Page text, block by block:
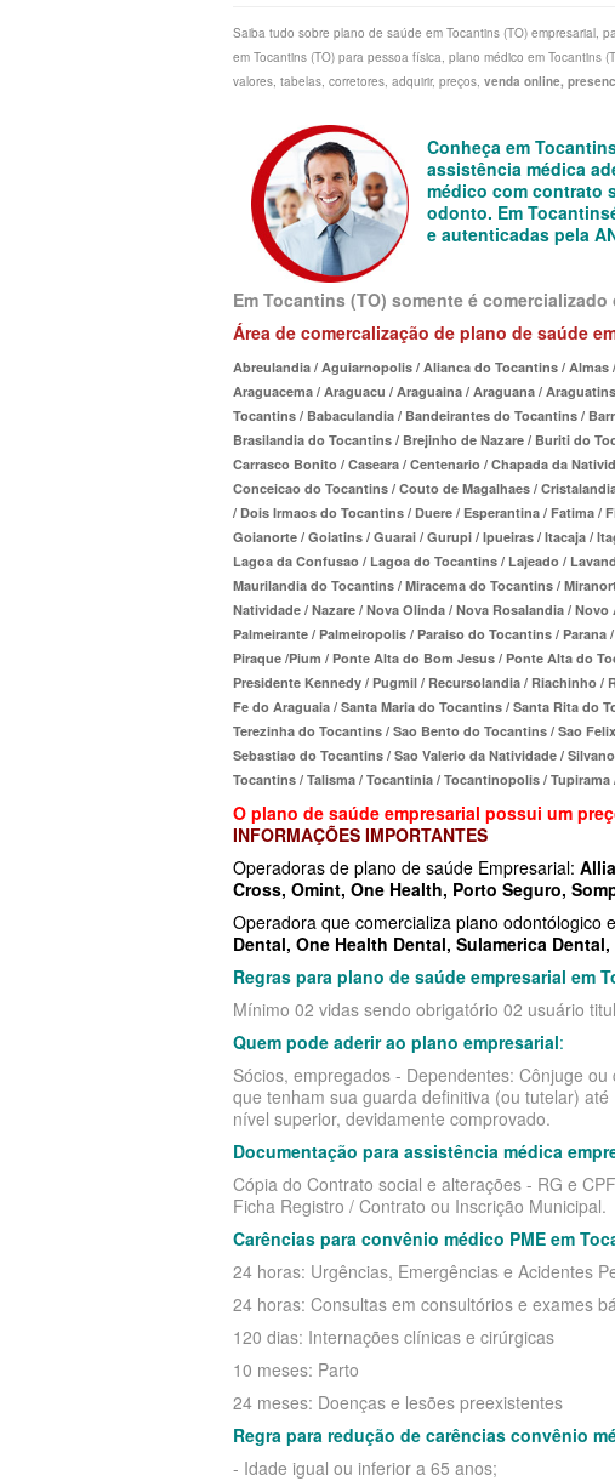
CUIDAR ME PLANO DE SAÚDE
CRUZ AZUL PLANO DE SAÚDE
GARANTIA GS PLANO DE SAÚDE
EMPRESARIAL
GOLDEN CROSS PLANO EMPRESARIAL
GNDI PLANO DE SAÚDE EMPRESARIAL
INTERCLINICAS PLANO DE SAÚDE
EMPRESARIAL
KIPP PLANO DE SAÚDE EMPRESARIAL
MEDIAL PLANO DE SAÚDE EMPRESARIAL
MEDICAL HEALTH PLANO DE SAÚDE
MED TOUR PLANO DE SAÚDE EMPRESARIAL
NEXT SEISA PLANO DE SAÚDE
NOTREDAME PLANO DE SAÚDE
EMPRESARIAL
OMINT PLANO DE SAÚDE EMPRESARIAL
ONE HEALTH PLANO DE SAÚDE
EMPRESARIAL
PLENA PLANO DE SAÚDE EMPRESARIAL
PORTO SEGURO PLANO DE SAÚDE
EMPRESARIAL
SAMED PLANO DE SAÚDE EMPRESARIAL
EMPRESARIAL
SANTARIS PLANO DE SAÚDE EMPRESARIAL
SANTA HELENA PLANO DE SAÚDE
EMPRESARIAL
SÃO CRISTOVÃO PLANO DE SAÚDE
SÃO MIGUEL PLANO DE SAÚDE
EMPRESARIAL
SISTEMAS PLANO DE SAÚDE EMPRESARIAL
KIPP
MED
PLENA
SANTA
SÃO
SÃO
STA
TOTAL
PLANO DE SAÚDE CAIXA
PLANO DE SAÚDE CLASSES AACL
PLANO DE SAÚDE CUIDAR ME
PLANO DE SAÚDE DIX
PLANO DE SAÚDE GARANTIA GS SAÚDE
PLANO DE SAÚDE GARANTIA ADVENTISTA
PLANO DE SAÚDE GOLDEN CARE
PLANO DE SAÚDE GOLDEN CROSS
PLANO DE SAÚDE GNDI
PLANO DE SAÚDE KIPP
PLANO DE SAÚDE INTERMÉDICA
PLANO DE SAÚDE LINCX
PLANO DE SAÚDE STA CASA MAUÁ
PLANO DE SAÚDE MEDIAL
PLANO DE SAÚDE MEDICAL HEALTH
PLANO DE SAÚDE MEDICOL
PLANO DE SAÚDE NEXT SEISA
PLANO DE SAÚDE NOTREDAME
PLANO DE SAÚDE OESTE AMR
PLANO DE SAÚDE ÔMEGA
PLANO DE SAÚDE OMINT
PLANO DE SAÚDE ONE HEALTH
PLANO DE SAÚDE PLENA
PLANO DE SAÚDE PORTO SEGURO
PLANO DE SAÚDE QSAÚDE
PLANO DE SAÚDE PREVENT
PLANO DE SAÚDE SÃO MIGUEL
PLANO DE SAÚDE SANTA HELENA
PLANO DE SAÚDE SOMPO
CRUZ AZUL PLANO DE SAÚDE
CUIDAR ME PLANO DE SAÚDE
GOLDEN CROSS PLANO DE
GNDI PLANO DE SAÚDE ADESÃO
INTERCLINICAS PLANO DE SAÚDE
MEDIAL PLANO DE SAÚDE
MEDICAL HEALTH PLANO DE
ONE HEALTH PLANO DE SAÚDE
PLENA PLANO DE SAÚDE ADESÃO
SANTARIS PLANO DE SAÚDE
SÃO CRISTÓVÃO PLANO DE
SULAMERICA PLANO DE SAÚDE
TOTAL MEDCARE PLANO DE
ÚNICA PLANO DE SAÚDE ADESÃO
UNIHOSP PLANO DE SAÚDE
UNIMED GUARULHOS PLANO DE
ADESÃO
RIO
Saiba tudo sobre plano de saúde em Tocantins (TO) empresarial,
em Tocantins (TO) para pessoa física, plano médico em Tocantins
valores, tabelas, corretores, adquirir, preços, venda online,
Conheça em
assistência médica
médico com contrato
odonto. Em Tocantins
e autenticadas pela
Em Tocantins (TO) somente é
Área de comercalização de plano de saúde
Abreulandia / Aguiarnopolis / Alianca do Tocantins /
Araguacema / Araguacu / Araguaina / Araguana /
Tocantins / Babaculandia / Bandeirantes do Tocantins /
Brasilandia do Tocantins / Brejinho de Nazare / Buriti do
Carrasco Bonito / Caseara / Centenario / Chapada da
Conceicao do Tocantins / Couto de Magalhaes /
/ Dois Irmaos do Tocantins / Duere / Esperantina / Fatima
Goianorte / Goiatins / Guarai / Gurupi / Ipueiras / Itacaja /
Lagoa da Confusao / Lagoa do Tocantins / Lajeado /
Maurilandia do Tocantins / Miracema do Tocantins /
Natividade / Nazare / Nova Olinda / Nova Rosalandia /
Palmeirante / Palmeiropolis / Paraiso do Tocantins /
Piraque /Pium / Ponte Alta do Bom Jesus / Ponte Alta do
Presidente Kennedy / Pugmil / Recursolandia / Riachinho /
Fe do Araguaia / Santa Maria do Tocantins / Santa Rita do
Terezinha do Tocantins / Sao Bento do Tocantins / Sao
Sebastiao do Tocantins / Sao Valerio da Natividade /
Tocantins / Talisma / Tocantinia / Tocantinopolis /
O plano de saúde empresarial possui um
INFORMAÇÕES IMPORTANTES
Operadoras de plano de saúde Empresarial:
Cross, Omint, One Health, Porto Seguro,
Operadora que comercializa plano odontólogico
Dental, One Health Dental, Sulamerica Dental,
Regras para plano de saúde empresarial em
Mínimo 02 vidas sendo obrigatório 02 usuário
Quem pode aderir ao plano empresarial:
Sócios, empregados - Dependentes: Cônjuge
que tenham sua guarda definitiva (ou tutelar)
nível superior, devidamente comprovado.
Documentação para assistência médica
Cópia do Contrato social e alterações - RG e
Ficha Registro / Contrato ou Inscrição Municipal.
Carências para convênio médico PME em
24 horas: Urgências, Emergências e Acidentes
24 horas: Consultas em consultórios e exames
120 dias: Internações clínicas e cirúrgicas
10 meses: Parto
24 meses: Doenças e lesões preexistentes
Regra para redução de carências convênio
- Idade igual ou inferior a 65 anos;